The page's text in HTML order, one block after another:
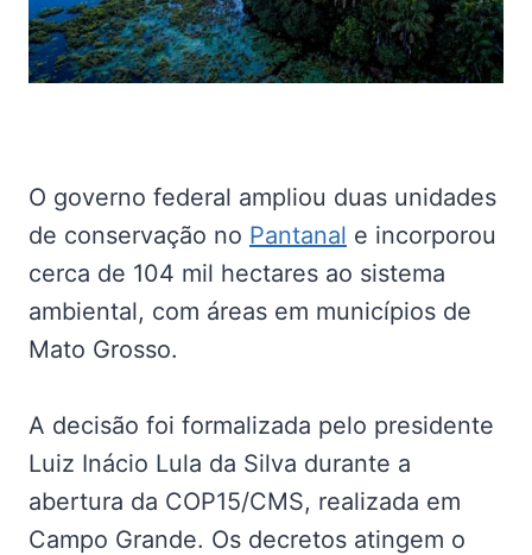
O governo federal ampliou duas unidades
de conservação no Pantanal e incorporou
cerca de 104 mil hectares ao sistema
ambiental, com áreas em municípios de
Mato Grosso.
A decisão foi formalizada pelo presidente
Luiz Inácio Lula da Silva durante a
abertura da COP15/CMS, realizada em
Campo Grande. Os decretos atingem o